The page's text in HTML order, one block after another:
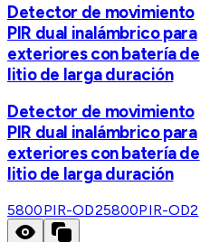
Detector de movimiento
PIR dual inalámbrico para
exteriores con batería de
litio de larga duración
Detector de movimiento
PIR dual inalámbrico para
exteriores con batería de
litio de larga duración
5800PIR-OD25800PIR-OD2